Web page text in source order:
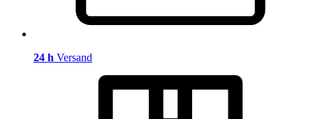
24 h Versand